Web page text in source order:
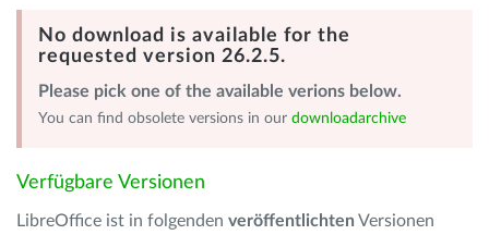
No download is available for the
requested version 26.2.5.
Please pick one of the available verions below.
You can find obsolete versions in our downloadarchive
Verfügbare Versionen
LibreOffice ist in folgenden veröffentlichten Versionen